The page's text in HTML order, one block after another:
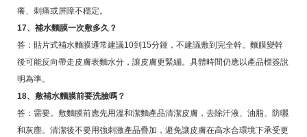
癢、刺痛或屏障不穩定。
17、補水麵膜一次敷多久？
答：貼片式補水麵膜通常建議10到15分鍾，不建議敷到完全幹。麵膜變幹
後可能反向帶走皮膚表麵水分，讓皮膚更緊繃。具體時間仍應以產品標簽說
明為準。
18、敷補水麵膜前要洗臉嗎？
答：需要。敷麵膜前應先用溫和潔麵產品清潔皮膚，去除汗液、油脂、防曬
和灰塵。清潔後不要用強刺激產品疊加，避免讓皮膚在高水合環境下承受更